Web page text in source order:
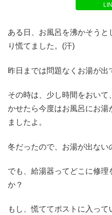
ある日、お風呂を沸かそう
り慌てました。(汗)
昨日までは問題なくお湯が出
その時は、少し時間をおい
かせたら今度はお風呂にお湯
ましたよ。
冬だったので、お湯が出ない
でも、給湯器ってどこに修
か？
もし、慌ててポストに入っ